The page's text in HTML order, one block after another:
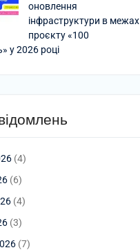
оновлення
інфраструктури в межах
проєкту «100
у 2026 році
(4)
(6)
(4)
(3)
(7)